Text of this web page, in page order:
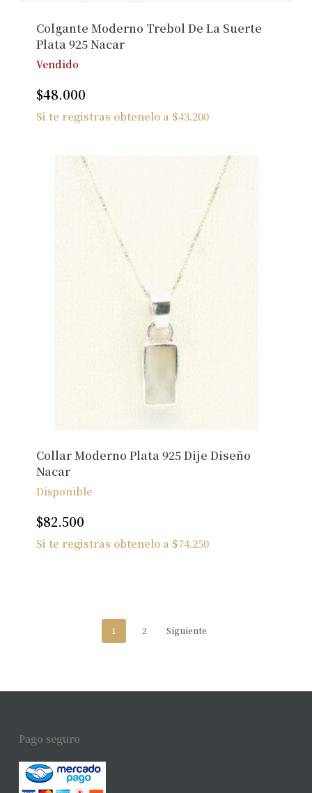
Colgante Moderno Trebol De La Suerte
Plata 925 Nacar
Vendido
$48.000
Si te registras obtenelo a $43.200
Collar Moderno Plata 925 Dije Diseño
Nacar
Disponible
$82.500
Si te registras obtenelo a $74.250
1 2 Siguiente
Pago seguro